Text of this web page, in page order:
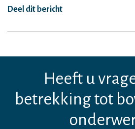
Deel dit bericht
Heeft u
betrekking tot